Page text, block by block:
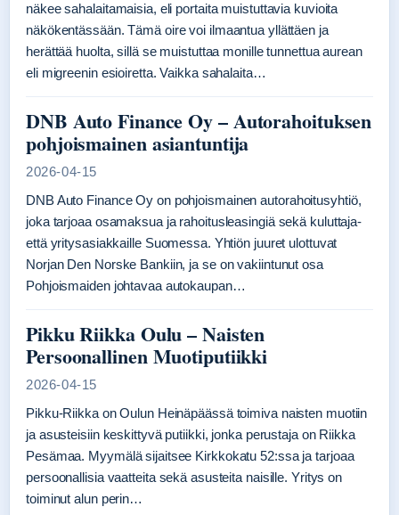
näkee sahalaitamaisia, eli portaita muistuttavia kuvioita
näkökentässään. Tämä oire voi ilmaantua yllättäen ja
herättää huolta, sillä se muistuttaa monille tunnettua aurean
eli migreenin esioiretta. Vaikka sahalaita…
DNB Auto Finance Oy – Autorahoituksen
pohjoismainen asiantuntija
2026-04-15
DNB Auto Finance Oy on pohjoismainen autorahoitusyhtiö,
joka tarjoaa osamaksua ja rahoitusleasingiä sekä kuluttaja-
että yritysasiakkaille Suomessa. Yhtiön juuret ulottuvat
Norjan Den Norske Bankiin, ja se on vakiintunut osa
Pohjoismaiden johtavaa autokaupan…
Pikku Riikka Oulu – Naisten
Persoonallinen Muotiputiikki
2026-04-15
Pikku-Riikka on Oulun Heinäpäässä toimiva naisten muotiin
ja asusteisiin keskittyvä putiikki, jonka perustaja on Riikka
Pesämaa. Myymälä sijaitsee Kirkkokatu 52:ssa ja tarjoaa
persoonallisia vaatteita sekä asusteita naisille. Yritys on
toiminut alun perin…